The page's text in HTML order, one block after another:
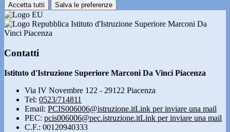
Accetta tutti Salva le preferenze
Istituto d'Istruzione Superiore Marconi Da
Vinci Piacenza
Contatti
Istituto d'Istruzione Superiore Marconi Da Vinci Piacenza
Via IV Novembre 122 - 29122 Piacenza
Tel: 0523/714811
Email: PCIS006006@istruzione.itLink per inviare una mail
PEC: pcis006006@pec.istruzione.itLink per inviare una mail
C.F.: 00120940333